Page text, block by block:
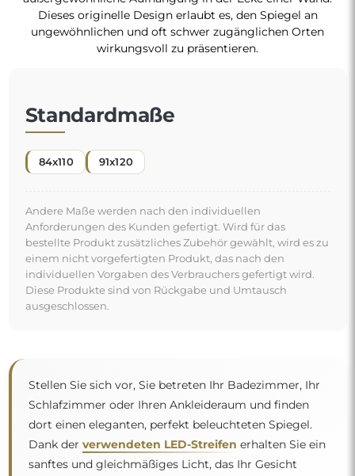
Dieses originelle Design erlaubt es, den Spiegel an
ungewöhnlichen und oft schwer zugänglichen Orten
wirkungsvoll zu präsentieren.
Standardmaße
84x110 91x120
Andere Maße werden nach den individuellen
Anforderungen des Kunden gefertigt. Wird für das
bestellte Produkt zusätzliches Zubehör gewählt, wird es zu
einem nicht vorgefertigten Produkt, das nach den
individuellen Vorgaben des Verbrauchers gefertigt wird.
Diese Produkte sind von Rückgabe und Umtausch
ausgeschlossen.
Stellen Sie sich vor, Sie betreten Ihr Badezimmer, Ihr
Schlafzimmer oder Ihren Ankleideraum und finden
dort einen eleganten, perfekt beleuchteten Spiegel.
Dank der verwendeten LED-Streifen erhalten Sie ein
sanftes und gleichmäßiges Licht, das Ihr Gesicht